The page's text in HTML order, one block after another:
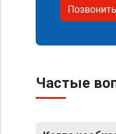
Позвонить
Частые